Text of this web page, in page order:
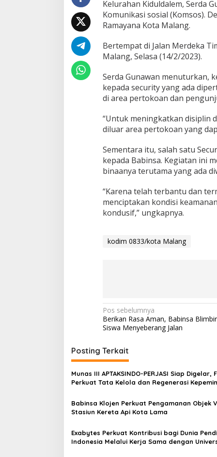
a
n
e
a
d
S
e
c
u
i
t
y
Kelurahan Kiduldalem, Serda
Komunikasi sosial (Komsos).
Ramayana Kota Malang.
Bertempat di Jalan Merdeka
Malang, Selasa (14/2/2023).
Serda Gunawan menuturkan,
kepada security yang ada
di area pertokoan dan
“Untuk meningkatkan disiplin
diluar area pertokoan yang
Sementara itu, salah satu
kepada Babinsa. Kegiatan ini
binaanya terutama yang ada
“Karena telah terbantu dan
menciptakan kondisi
kondusif,” ungkapnya.
kodim 0833/kota Malang
N
a
i
g
a
i
o
s
Pos sebelumnya
Berikan Rasa Aman, Babinsa
Siswa Menyeberang Jalan
Posting Terkait
Munas III APTAKSINDO-PERJASI Siap Digelar,
Perkuat Tata Kelola dan Regenerasi
Babinsa Klojen Perkuat Pengamanan Objek
Stasiun Kereta Api Kota Lama
Exabytes Perkuat Kontribusi bagi Dunia
Indonesia Melalui Kerja Sama dengan